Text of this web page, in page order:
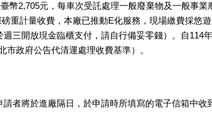
幣2,705元，每車次受託處理一般廢棄物及一般事業
重計量收費，本廠已推動E化服務，現場繳費採悠遊
三開放現金臨櫃支付，請自行備妥零錢）。自114
政府公告代清運處理收費基準）。
者將於進廠隔日，於申請時所填寫的電子信箱中收